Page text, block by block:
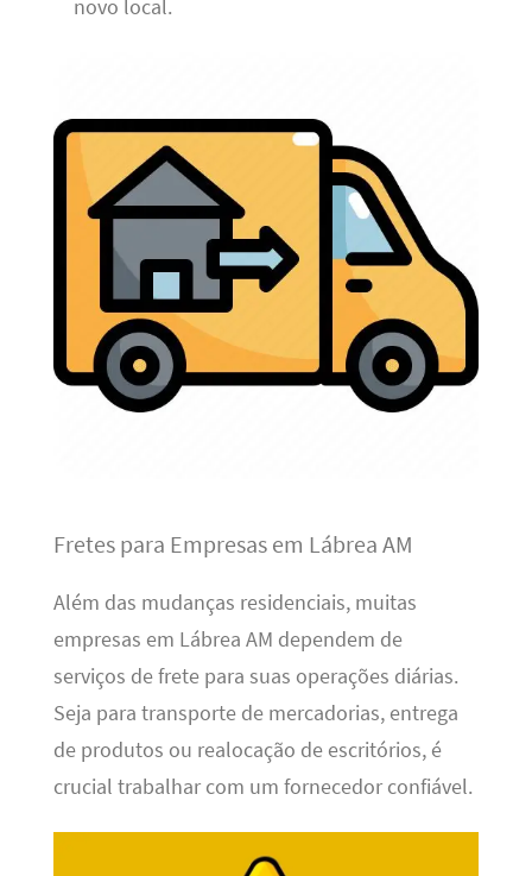
novo local.
Fretes para Empresas em Lábrea AM
Além das mudanças residenciais, muitas
empresas em Lábrea AM dependem de
serviços de frete para suas operações diárias.
Seja para transporte de mercadorias, entrega
de produtos ou realocação de escritórios, é
crucial trabalhar com um fornecedor confiável.